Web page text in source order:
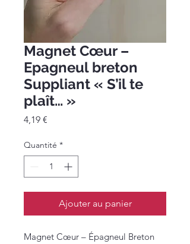
Magnet Cœur –
Epagneul breton
Suppliant « S’il te
plaît… »
4,19 €
Quantité *
Ajouter au panier
Magnet Cœur – Épagneul Breton